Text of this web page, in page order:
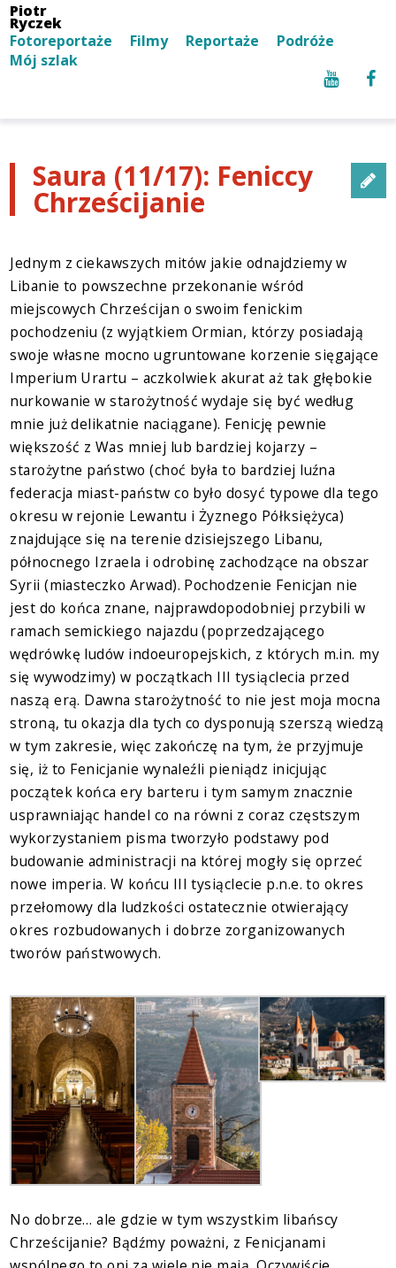
Piotr
Ryczek
Fotoreportaże
Filmy Reportaże
Podróże
Mój szlak
Saura (11/17): Feniccy
Chrześcijanie
Jednym z ciekawszych mitów jakie odnajdziemy w
Libanie to powszechne przekonanie wśród
miejscowych Chrześcijan o swoim fenickim
pochodzeniu (z wyjątkiem Ormian, którzy posiadają
swoje własne mocno ugruntowane korzenie sięgające
Imperium Urartu – aczkolwiek akurat aż tak głębokie
nurkowanie w starożytność wydaje się być według
mnie już delikatnie naciągane). Fenicję pewnie
większość z Was mniej lub bardziej kojarzy –
starożytne państwo (choć była to bardziej luźna
federacja miast-państw co było dosyć typowe dla tego
okresu w rejonie Lewantu i Żyznego Półksiężyca)
znajdujące się na terenie dzisiejszego Libanu,
północnego Izraela i odrobinę zachodzące na obszar
Syrii (miasteczko Arwad). Pochodzenie Fenicjan nie
jest do końca znane, najprawdopodobniej przybili w
ramach semickiego najazdu (poprzedzającego
wędrówkę ludów indoeuropejskich, z których m.in. my
się wywodzimy) w początkach III tysiąclecia przed
naszą erą. Dawna starożytność to nie jest moja mocna
stroną, tu okazja dla tych co dysponują szerszą wiedzą
w tym zakresie, więc zakończę na tym, że przyjmuje
się, iż to Fenicjanie wynaleźli pieniądz inicjując
początek końca ery barteru i tym samym znacznie
usprawniając handel co na równi z coraz częstszym
wykorzystaniem pisma tworzyło podstawy pod
budowanie administracji na której mogły się oprzeć
nowe imperia. W końcu III tysiąclecie p.n.e. to okres
przełomowy dla ludzkości ostatecznie otwierający
okres rozbudowanych i dobrze zorganizowanych
tworów państwowych.
No dobrze… ale gdzie w tym wszystkim libańscy
Chrześcijanie? Bądźmy poważni, z Fenicjanami